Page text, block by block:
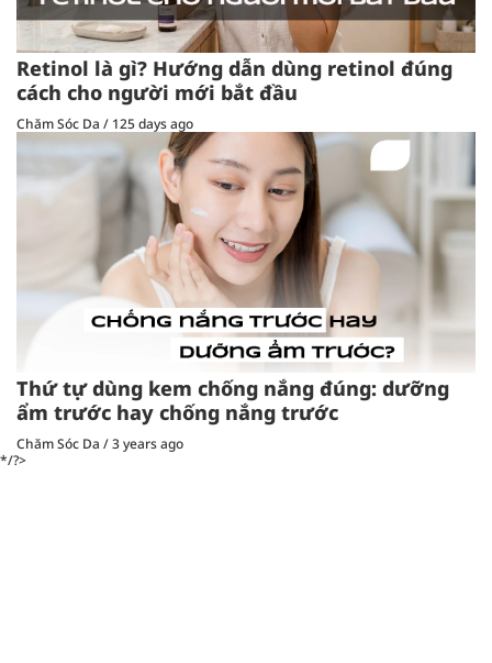
Retinol là gì? Hướng dẫn dùng retinol đúng
cách cho người mới bắt đầu
Chăm Sóc Da / 125 days ago
Thứ tự dùng kem chống nắng đúng: dưỡng
ẩm trước hay chống nắng trước
Chăm Sóc Da /3 years ago
*/?>